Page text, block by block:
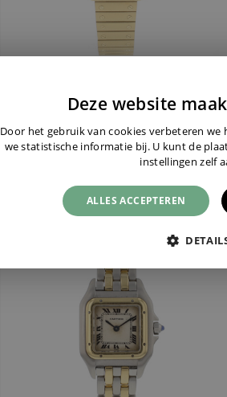
NEW '26
€ 28.950,-
Deze website
Door het gebruik van cookies verbeteren
we statistische informatie bij. U kunt de
instellingen zelf
ALLES ACCEPTEREN